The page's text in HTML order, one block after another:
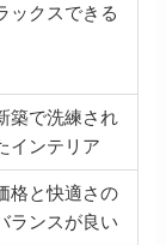
ックスできる
築で洗練され
インテリア
格と快適さの
ランスが良い